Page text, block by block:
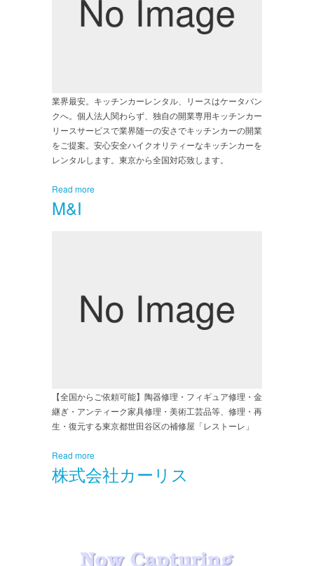
業界最安。キッチンカーレンタル、リースはケータバン
クへ。個人法人関わらず、独自の開業専用キッチンカー
リースサービスで業界随一の安さでキッチンカーの開業
をご提案。安心安全ハイクオリティーなキッチンカーを
レンタルします。東京から全国対応致します。
Read more
M&I
【全国からご依頼可能】陶器修理・フィギュア修理・金
継ぎ・アンティーク家具修理・美術工芸品等、修理・再
生・復元する東京都世田谷区の補修屋「レストーレ」
Read more
株式会社カーリス